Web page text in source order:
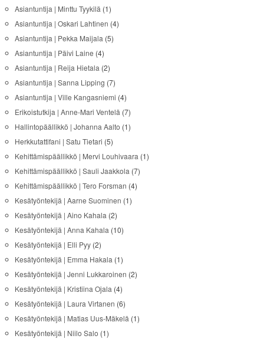
Asiantuntija | Minttu Tyykilä (1)
Asiantuntija | Oskari Lahtinen (4)
Asiantuntija | Pekka Maijala (5)
Asiantuntija | Päivi Laine (4)
Asiantuntija | Reija Hietala (2)
Asiantuntija | Sanna Lipping (7)
Asiantuntija | Ville Kangasniemi (4)
Erikoistutkija | Anne-Mari Ventelä (7)
Hallintopäällikkö | Johanna Aalto (1)
Herkkutattifani | Satu Tietari (5)
Kehittämispäällikkö | Mervi Louhivaara (1)
Kehittämispäällikkö | Sauli Jaakkola (7)
Kehittämispäällikkö | Tero Forsman (4)
Kesätyöntekijä | Aarne Suominen (1)
Kesätyöntekijä | Aino Kahala (2)
Kesätyöntekijä | Anna Kahala (10)
Kesätyöntekijä | Elli Pyy(2)
Kesätyöntekijä | Emma Hakala (1)
Kesätyöntekijä | Jenni Lukkaroinen (2)
Kesätyöntekijä | Kristiina Ojala (4)
Kesätyöntekijä | Laura Virtanen (6)
Kesätyöntekijä | Matias Uus-Mäkelä (1)
Kesätyöntekijä | Niilo Salo (1)